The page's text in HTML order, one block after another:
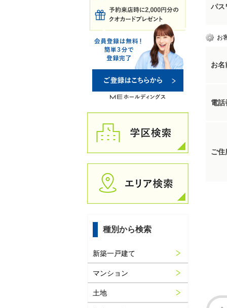
パス
お
お名
電話
ご住
種別から検索
新築一戸建て
マンション
土地